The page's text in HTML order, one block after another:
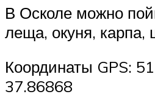
В Осколе можно
леща, окуня, карпа,
Координаты GPS:
37.86868